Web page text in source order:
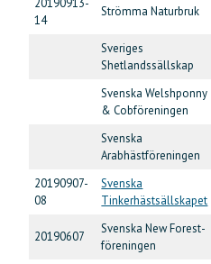
14
Strömma Naturbruk
Sveriges
Shetlandssällskap
Svenska Welshponny
& Cobföreningen
Svenska
Arabhästföreningen
20190907-
08
Svenska
Tinkerhästsällskapet
20190607
Svenska New Forest-
föreningen